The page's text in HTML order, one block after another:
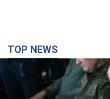
TOP NEWS